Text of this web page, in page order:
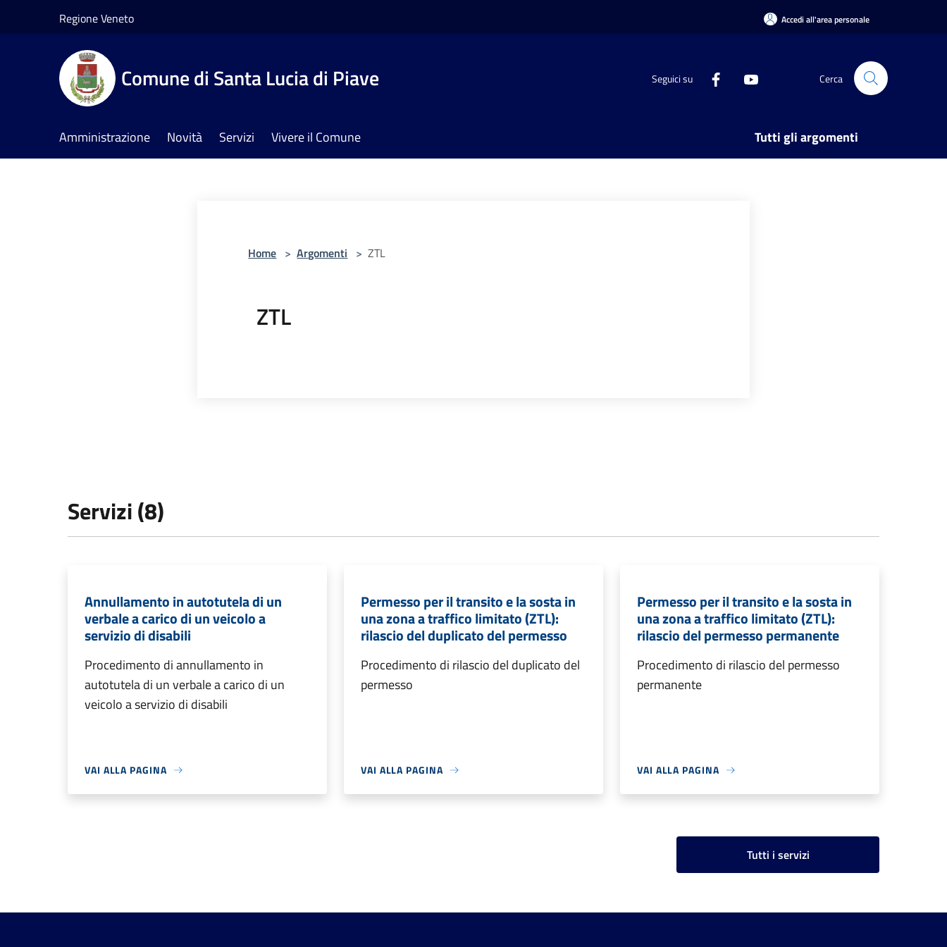
Regione Veneto Accedi all'area personale
Comune di Santa Lucia di Piave Seguici su Cerca
Amministrazione Novità Servizi Vivere il Comune Tutti gli argomenti
Home > Argomenti > ZTL
ZTL
Servizi (8)
Annullamento in autotutela di un
verbale a carico di un veicolo a
servizio di disabili
Procedimento di annullamento in
autotutela di un verbale a carico di un
veicolo a servizio di disabili
VAI ALLA PAGINA
Permesso per il transito e la sosta in
una zona a traffico limitato (ZTL):
rilascio del duplicato del permesso
Procedimento di rilascio del duplicato del
permesso
VAI ALLA PAGINA
Permesso per il transito e la sosta in
una zona a traffico limitato (ZTL):
rilascio del permesso permanente
Procedimento di rilascio del permesso
permanente
VAI ALLA PAGINA
Tutti i servizi